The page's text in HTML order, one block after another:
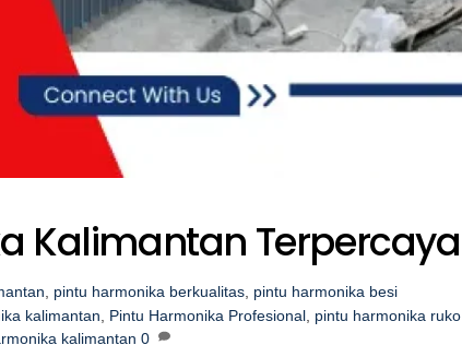
Kalimantan Terpercaya
pintu harmonika berkualitas pintu harmonika besi
kalimantan Pintu Harmonika Profesional pintu harmonika ruko
kalimantan 0